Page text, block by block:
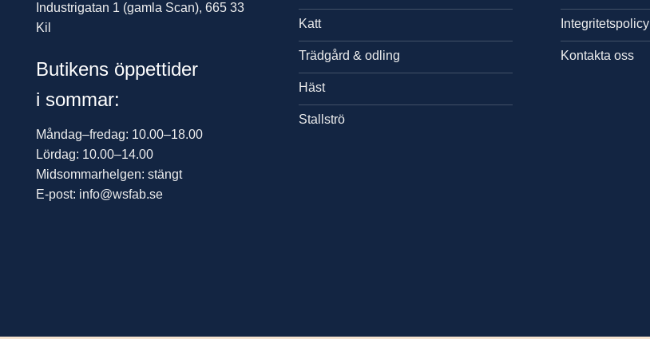
Industrigatan 1 (gamla Scan), 665 33
Kil
Butikens öppettider
i sommar:
Måndag–fredag: 10.00–18.00
Lördag: 10.00–14.00
Midsommarhelgen: stängt
E-post: info@wsfab.se
Katt
Trädgård & odling
Häst
Stallströ
Integritetspolicy
Kontakta oss